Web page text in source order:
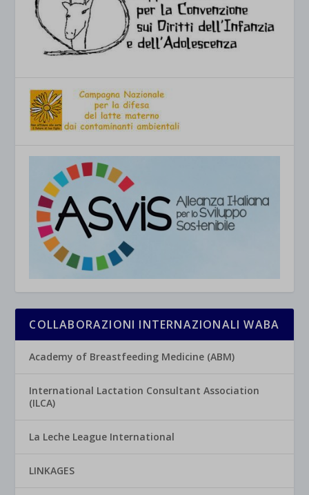
COLLABORAZIONI INTERNAZIONALI WABA
Academy of Breastfeeding Medicine (ABM)
International Lactation Consultant Association
(ILCA)
La Leche League International
LINKAGES